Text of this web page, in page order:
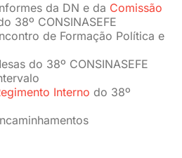
da DN e da Comissão
38º CONSINASEFE
de Formação Política e
do 38º CONSINASEFE
Interno do 38º